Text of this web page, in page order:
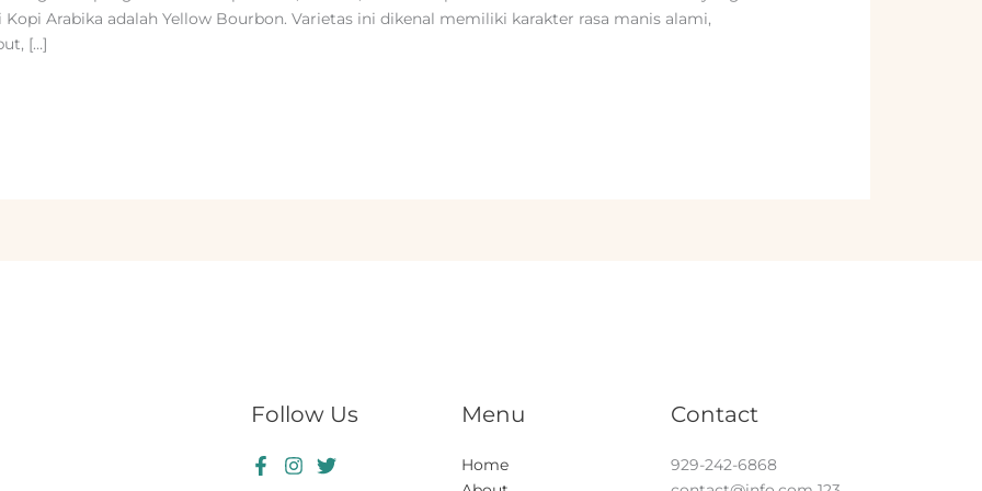
Arabika adalah Yellow Bourbon. Varietas ini dikenal memiliki karakter rasa manis alami,
[…]
Follow Us Menu
Home
Contact
929-242-6868